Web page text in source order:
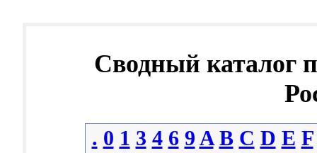
Сводный каталог
. 0 1 3 4 6 9 A B C D E F